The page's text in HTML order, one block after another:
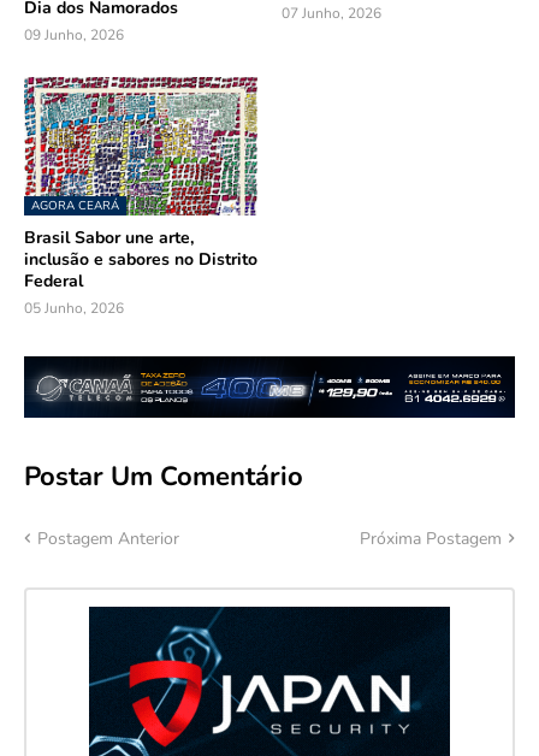
Dia dos Namorados
09 Junho, 2026
07 Junho, 2026
AGORA CEARÁ
Brasil Sabor une arte,
inclusão e sabores no Distrito
Federal
05 Junho, 2026
Postar Um Comentário
Postagem Anterior Próxima Postagem